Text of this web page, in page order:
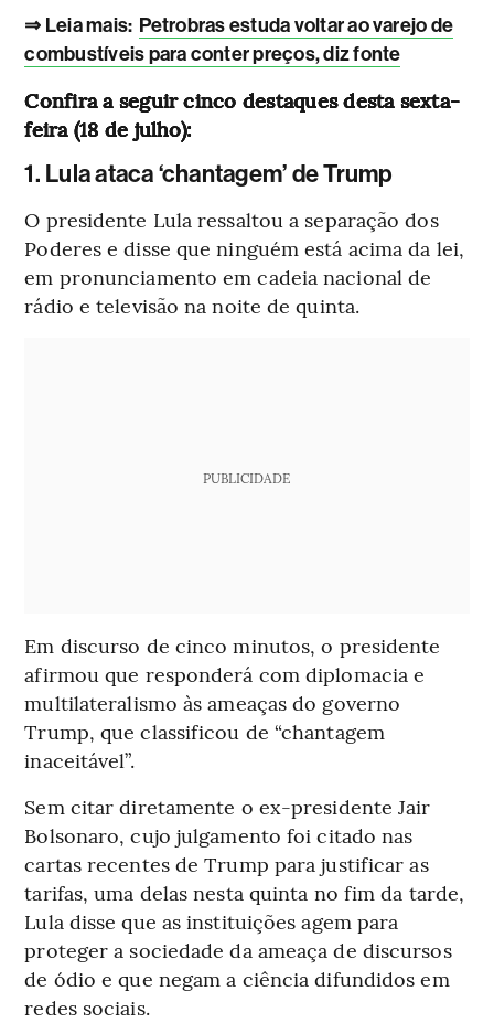
⇒ Leia mais: Petrobras estuda voltar ao varejo de
combustíveis para conter preços, diz fonte
Confira a seguir cinco destaques desta sexta-
feira (18 de julho):
1. Lula ataca ‘chantagem’ de Trump
O presidente Lula ressaltou a separação dos
Poderes e disse que ninguém está acima da lei,
em pronunciamento em cadeia nacional de
rádio e televisão na noite de quinta.
PUBLICIDADE
Em discurso de cinco minutos, o presidente
afirmou que responderá com diplomacia e
multilateralismo às ameaças do governo
Trump, que classificou de “chantagem
inaceitável”.
Sem citar diretamente o ex-presidente Jair
Bolsonaro, cujo julgamento foi citado nas
cartas recentes de Trump para justificar as
tarifas, uma delas nesta quinta no fim da tarde,
Lula disse que as instituições agem para
proteger a sociedade da ameaça de discursos
de ódio e que negam a ciência difundidos em
redes sociais.